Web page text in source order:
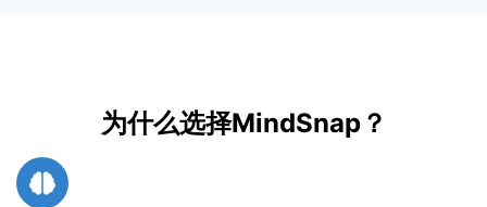
为什么选择MindSnap？